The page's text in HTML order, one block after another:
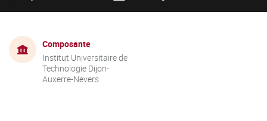
Composante
Institut Universitaire de
Technologie Dijon-
Auxerre-Nevers